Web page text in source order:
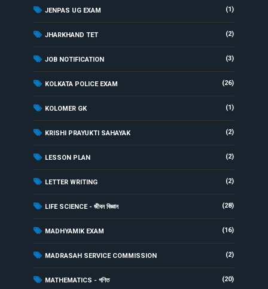
JENPAS UG EXAM (1)
JHARKHAND TET (2)
JOB NOTIFICATION (3)
KOLKATA POLICE EXAM (26)
KOLOMER GK (1)
KRISHI PRAYUKTI SAHAYAK (2)
LESSON PLAN (2)
LETTER WRITING (2)
LIFE SCIENCE - জীবন বিজ্ঞান (28)
MADHYAMIK EXAM (16)
MADRASAH SERVICE COMMISSION (2)
MATHEMATICS - গণিত (20)